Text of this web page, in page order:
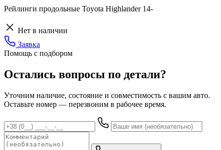
Рейлинги продольные Toyota Highlander 14-
Нет в наличии
Заявка
Помощь с подбором
Остались вопросы по детали?
Уточним наличие, состояние и совместимость с вашим авто.
Оставьте номер — перезвоним в рабочее время.